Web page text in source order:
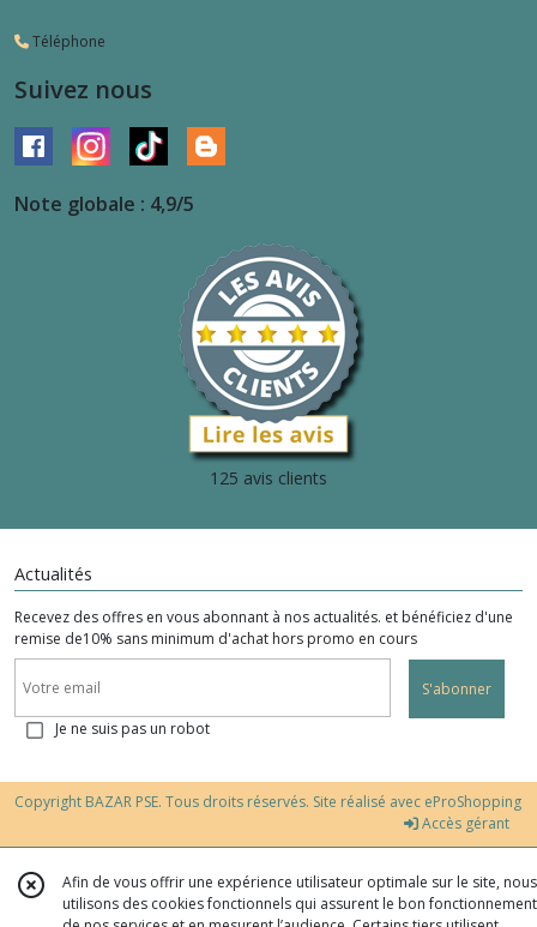
Téléphone
Suivez nous
Note globale : 4,9/5
125 avis clients
Actualités
Recevez des offres en vous abonnant à nos actualités. et bénéficiez d'une
remise de10% sans minimum d'achat hors promo en cours
S'abonner
Je ne suis pas un robot
Copyright BAZAR PSE. Tous droits réservés. Site réalisé avec eProShopping
Accès gérant
Afin de vous offrir une expérience utilisateur optimale sur le site, nous
utilisons des cookies fonctionnels qui assurent le bon fonctionnement